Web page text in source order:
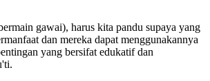
gawai), harus kita pandu supaya yang
dan mereka dapat menggunakannya
yang bersifat edukatif dan